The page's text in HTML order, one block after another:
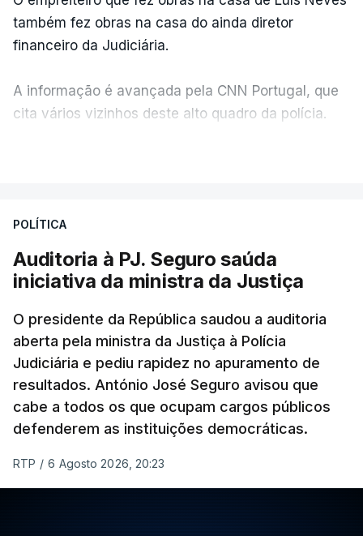
também fez obras na casa do ainda diretor
financeiro da Judiciária.
A informação é avançada pela CNN Portugal, que
cita vários vizinhos deste alto quadro da polícia.
apreendido numa operação de droga.
POLÍTICA
Auditoria à PJ. Seguro saúda
iniciativa da ministra da Justiça
O presidente da República saudou a auditoria
aberta pela ministra da Justiça à Polícia
Judiciária e pediu rapidez no apuramento de
resultados. António José Seguro avisou que
cabe a todos os que ocupam cargos públicos
defenderem as instituições democráticas.
RTP / 6 Agosto 2026, 20:23